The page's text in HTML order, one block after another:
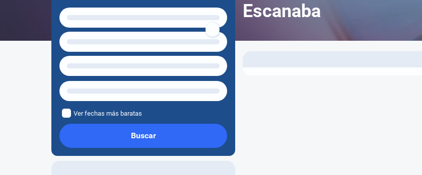
Escanaba
Ver fechas más baratas
Buscar